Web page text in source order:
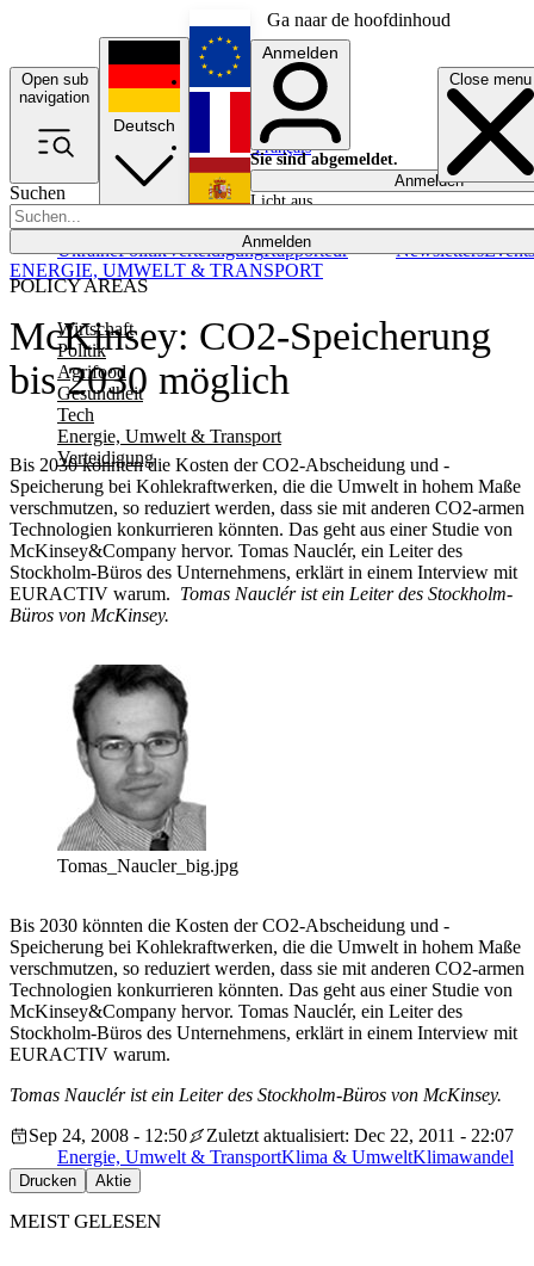
Ga naar de hoofdinhoud
Open sub
navigation
Close menu
Suchen
Anmelden
POLICY AREAS
Wirtschaft
Politik
Agrifood
Gesundheit
Tech
Energie, Umwelt & Transport
Verteidigung
UkrainePolitikVerteidigungRapporteur NewslettersEvents
Deutsch
English
Français
Anmelden
Sie sind abgemeldet.
Anmelden
Licht aus
McKinsey: CO2-Speicherung
bis 2030 möglich
Bis 2030 könnten die Kosten der CO2-Abscheidung und -
Speicherung bei Kohlekraftwerken, die die Umwelt in hohem Maße
verschmutzen, so reduziert werden, dass sie mit anderen CO2-armen
Technologien konkurrieren könnten. Das geht aus einer Studie von
McKinsey&Company hervor. Tomas Nauclér, ein Leiter des
Stockholm-Büros des Unternehmens, erklärt in einem Interview mit
EURACTIV warum. Tomas Nauclér ist ein Leiter des Stockholm-
Büros von McKinsey.
ENERGIE, UMWELT & TRANSPORT
Tomas_Naucler_big.jpg
Bis 2030 könnten die Kosten der CO2-Abscheidung und -
Speicherung bei Kohlekraftwerken, die die Umwelt in hohem Maße
verschmutzen, so reduziert werden, dass sie mit anderen CO2-armen
Technologien konkurrieren könnten. Das geht aus einer Studie von
McKinsey&Company hervor. Tomas Nauclér, ein Leiter des
Stockholm-Büros des Unternehmens, erklärt in einem Interview mit
EURACTIV warum.
Tomas Nauclér ist ein Leiter des Stockholm-Büros von McKinsey.
Sep 24, 2008 - 12:50
Zuletzt aktualisiert: Dec 22, 2011 - 22:07
Energie, Umwelt & TransportKlima & UmweltKlimawandel
Drucken Aktie
MEIST GELESEN